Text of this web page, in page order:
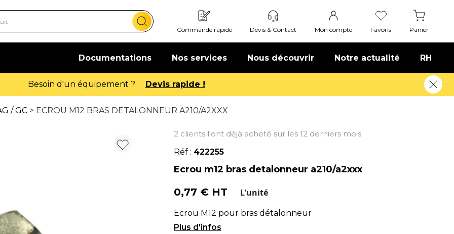
Commande rapide Devis & Contact Mon compte Favoris Panier
Documentations Nos services Nous découvrir Notre actualité RH
Offre de bienvenue : 20€ offerts !
/ GC > ECROU M12 BRAS DETALONNEUR A210/A2XXX
2 clients l'ont déjà acheté sur les 12 derniers mois
Réf : 422255
Ecrou m12 bras detalonneur a210/a2xxx
0,77 € HT L'unité
Ecrou M12 pour bras détalonneur
monte/démonte-pneus A210/A2XXX.